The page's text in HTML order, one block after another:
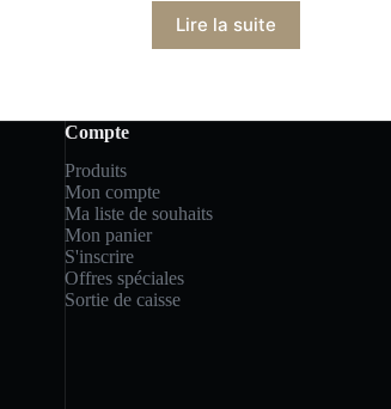
Lire la suite
Compte
Produits
Mon compte
Ma liste de souhaits
Mon panier
S'inscrire
Offres spéciales
Sortie de caisse